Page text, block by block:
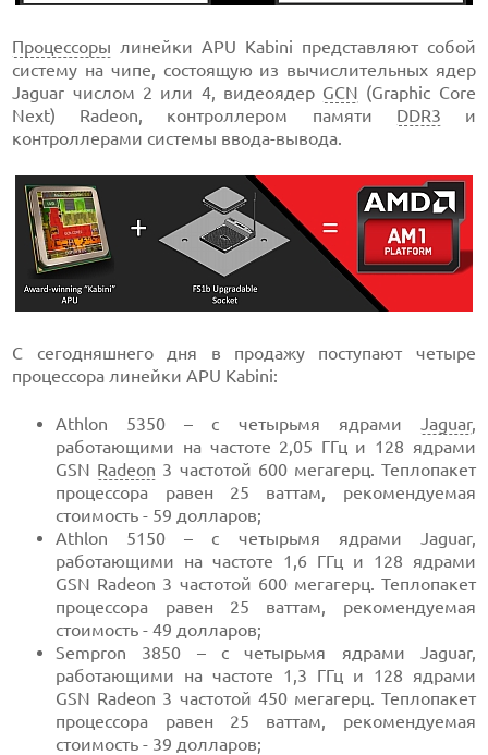
Процессоры линейки APU Kabini представляют собой
систему на чипе, состоящую из вычислительных ядер
Jaguar числом 2 или 4, видеоядер GCN (Graphic Core
Next) Radeon, контроллером памяти DDR3 и
контроллерами системы ввода-вывода.
С сегодняшнего дня в продажу поступают четыре
процессора линейки APU Kabini:
Athlon 5350 – с четырьмя ядрами Jaguar,
работающими на частоте 2,05 ГГц и 128 ядрами
GSN Radeon 3 частотой 600 мегагерц. Теплопакет
процессора равен 25 ваттам, рекомендуемая
стоимость - 59 долларов;
Athlon 5150 – с четырьмя ядрами Jaguar,
работающими на частоте 1,6 ГГц и 128 ядрами
GSN Radeon 3 частотой 600 мегагерц. Теплопакет
процессора равен 25 ваттам, рекомендуемая
стоимость - 49 долларов;
Sempron 3850 – с четырьмя ядрами Jaguar,
работающими на частоте 1,3 ГГц и 128 ядрами
GSN Radeon 3 частотой 450 мегагерц. Теплопакет
процессора равен 25 ваттам, рекомендуемая
стоимость - 39 долларов;